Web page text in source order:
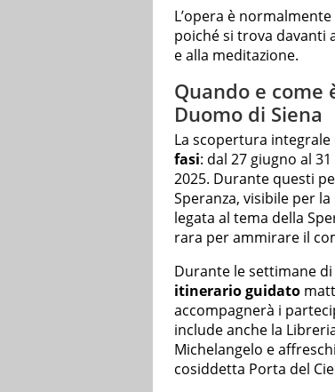
L’opera è
poiché si trova davanti
e alla meditazione.
Quando e come
Duomo di Siena
La scopertura
fasi: dal 27 giugno al
2025. Durante questi
Speranza, visibile per
legata al tema della
rara per ammirare il
Durante le settimane
itinerario guidato
accompagnerà i
include anche la
Michelangelo e
cosiddetta Porta del